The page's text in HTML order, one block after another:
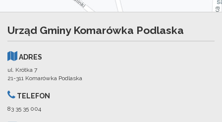
Urząd Gminy Komarówka Podlaska
ADRES
ul. Krótka 7
21-311 Komarówka Podlaska
TELEFON
83 35 35 004